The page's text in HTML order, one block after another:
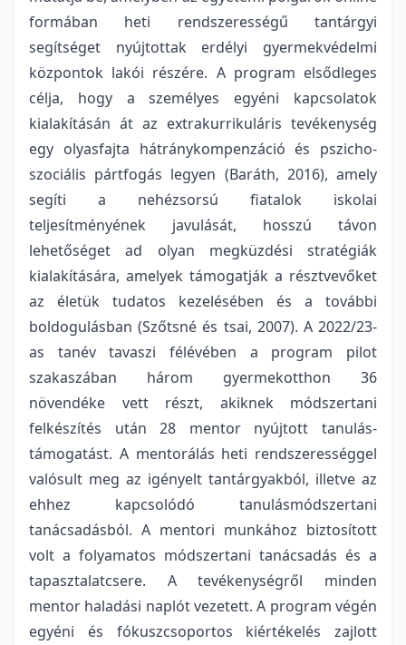
formában heti rendszerességű tantárgyi
segítséget nyújtottak erdélyi gyermekvédelmi
központok lakói részére. A program elsődleges
célja, hogy a személyes egyéni kapcsolatok
kialakításán át az extrakurrikuláris tevékenység
egy olyasfajta hátránykompenzáció és pszicho-
szociális pártfogás legyen (Baráth, 2016), amely
segíti a nehézsorsú fiatalok iskolai
teljesítményének javulását, hosszú távon
lehetőséget ad olyan megküzdési stratégiák
kialakítására, amelyek támogatják a résztvevőket
az életük tudatos kezelésében és a további
boldogulásban (Szőtsné és tsai, 2007). A 2022/23-
as tanév tavaszi félévében a program pilot
szakaszában három gyermekotthon 36
növendéke vett részt, akiknek módszertani
felkészítés után 28 mentor nyújtott tanulás-
támogatást. A mentorálás heti rendszerességgel
valósult meg az igényelt tantárgyakból, illetve az
ehhez kapcsolódó tanulásmódszertani
tanácsadásból. A mentori munkához biztosított
volt a folyamatos módszertani tanácsadás és a
tapasztalatcsere. A tevékenységről minden
mentor haladási naplót vezetett. A program végén
egyéni és fókuszcsoportos kiértékelés zajlott